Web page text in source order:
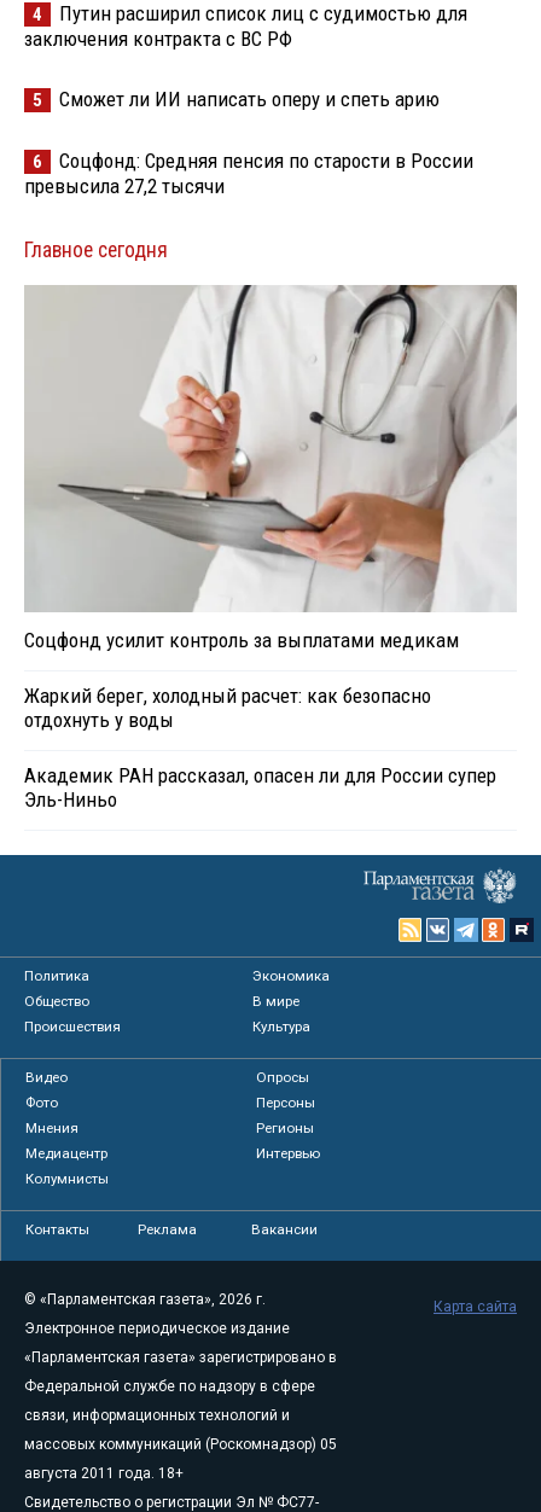
4
Путин расширил список лиц с судимостью для
заключения контракта с ВС РФ
5 Сможет ли ИИ написать оперу и спеть арию
6
Соцфонд: Средняя пенсия по старости в России
превысила 27,2 тысячи
Главное сегодня
Соцфонд усилит контроль за выплатами медикам
Жаркий берег, холодный расчет: как безопасно
отдохнуть у воды
Академик РАН рассказал, опасен ли для России супер
Эль-Ниньо
Политика
Экономика
Общество
В мире
Происшествия
Культура
Видео
Опросы
Фото
Персоны
Мнения
Регионы
Медиацентр
Интервью
Колумнисты
Контакты Реклама Вакансии
© «Парламентская газета», 2026 г.
Электронное периодическое издание
«Парламентская газета» зарегистрировано в
Федеральной службе по надзору в сфере
связи, информационных технологий и
массовых коммуникаций (Роскомнадзор) 05
августа 2011 года. 18+
Свидетельство о регистрации Эл № ФС77-
Карта сайта